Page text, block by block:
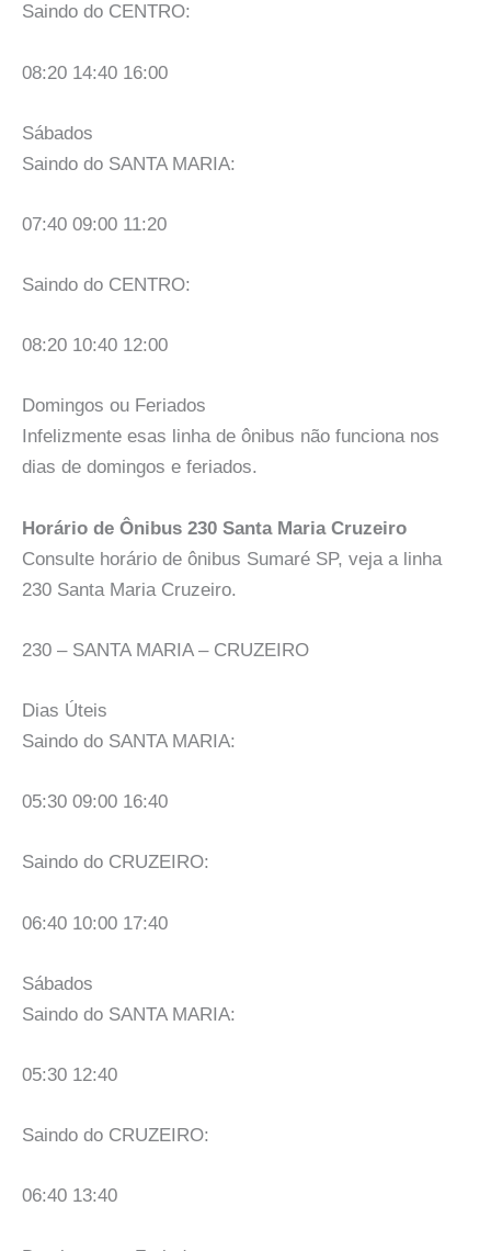
Saindo do CENTRO:
08:20 14:40 16:00
Sábados
Saindo do SANTA MARIA:
07:40 09:00 11:20
Saindo do CENTRO:
08:20 10:40 12:00
Domingos ou Feriados
Infelizmente esas linha de ônibus não funciona nos
dias de domingos e feriados.
Horário de Ônibus 230 Santa Maria Cruzeiro
Consulte horário de ônibus Sumaré SP, veja a linha
230 Santa Maria Cruzeiro.
230 – SANTA MARIA – CRUZEIRO
Dias Úteis
Saindo do SANTA MARIA:
05:30 09:00 16:40
Saindo do CRUZEIRO:
06:40 10:00 17:40
Sábados
Saindo do SANTA MARIA:
05:30 12:40
Saindo do CRUZEIRO:
06:40 13:40